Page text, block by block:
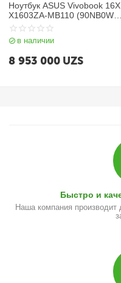
Ноутбук ASUS Vivobook 16X
X1603ZA-MB110
M00C90) / i5 12500H / 16GB /
SSD 512GB / 16", синий
в наличии
8 953 000 UZS
Быстро и
Наша компания производит